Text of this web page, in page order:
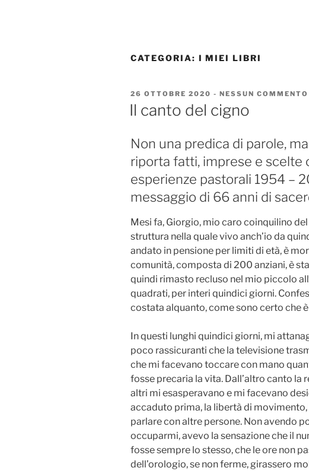
CATEGORIA: I MIEI LIBRI
PUBBLICATO
IL
26 OTTOBRE 2020 - NESSUN COMMENTO
Il canto del cigno
Non una predica di parole,
riporta fatti, imprese e scelte
esperienze pastorali 1954 –
messaggio di 66 anni di
Mesi fa, Giorgio, mio caro coinquilino
struttura nella quale vivo anch’io da
andato in pensione per limiti di età, è
comunità, composta di 200 anziani, è
quindi rimasto recluso nel mio piccolo
quadrati, per interi quindici giorni.
costata alquanto, come sono certo che
In questi lunghi quindici giorni, mi
poco rassicuranti che la televisione
che mi facevano toccare con mano
fosse precaria la vita. Dall’altro canto la
altri mi esasperavano e mi facevano
accaduto prima, la libertà di
parlare con altre persone. Non avendo
occuparmi, avevo la sensazione che il
fosse sempre lo stesso, che le ore non
dell’orologio, se non ferme, girassero